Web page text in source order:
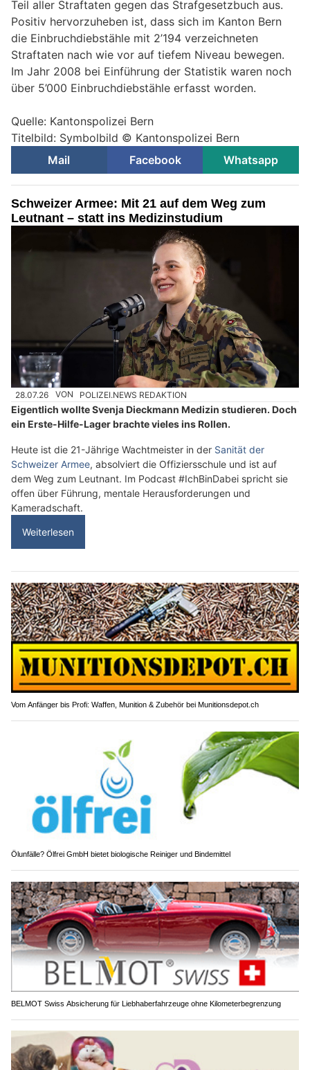
Teil aller Straftaten gegen das Strafgesetzbuch aus.
Positiv hervorzuheben ist, dass sich im Kanton Bern
die Einbruchdiebstähle mit 2’194 verzeichneten
Straftaten nach wie vor auf tiefem Niveau bewegen.
Im Jahr 2008 bei Einführung der Statistik waren noch
über 5’000 Einbruchdiebstähle erfasst worden.
Quelle: Kantonspolizei Bern
Titelbild: Symbolbild © Kantonspolizei Bern
Mail
Facebook Whatsapp
Schweizer Armee: Mit 21 auf dem Weg zum
Leutnant – statt ins Medizinstudium
28.07.26 VON POLIZEI.NEWS REDAKTION
Eigentlich wollte Svenja Dieckmann Medizin studieren. Doch
ein Erste-Hilfe-Lager brachte vieles ins Rollen.
Heute ist die 21-Jährige Wachtmeister in der Sanität der
Schweizer Armee, absolviert die Offiziersschule und ist auf
dem Weg zum Leutnant. Im Podcast #IchBinDabei spricht sie
offen über Führung, mentale Herausforderungen und
Kameradschaft.
Weiterlesen
Vom Anfänger bis Profi: Waffen, Munition & Zubehör bei Munitionsdepot.ch
Ölunfälle? Ölfrei GmbH bietet biologische Reiniger und Bindemittel
BELMOT Swiss Absicherung für Liebhaberfahrzeuge ohne Kilometerbegrenzung